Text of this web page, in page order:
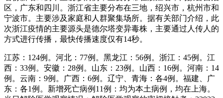
区，广东和四川。浙江省主要分布在三地，绍兴市，杭州市和
宁波市。主要涉及家庭和人群聚集场所。据有关部门介绍，此
次浙江疫情的主要源头是德尔塔变异毒株，主要通过人传人的
方式进行传播，最快传播速度仅有14秒。
江苏：124例。河北：77例。黑龙江：56例。浙江：45例。江
西：33例。安徽：28例。山东：23例。山西：16例。河南：14
例。云南：9例。广西：6例。辽宁、青海：各4例。福建、广
东：各1例。新增死亡病例11例：均为本土病例，均在上海。